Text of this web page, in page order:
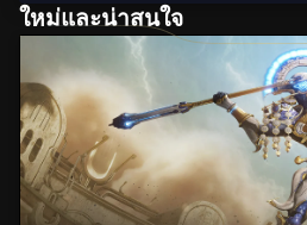
ใหม่และน่าสนใจ